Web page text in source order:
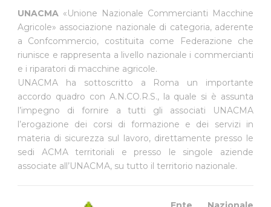
UNACMA «Unione Nazionale Commercianti Macchine
Agricole» associazione nazionale di categoria, aderente
a Confcommercio, costituita come Federazione che
riunisce e rappresenta a livello nazionale i commercianti
e i riparatori di macchine agricole.
UNACMA ha sottoscritto a Roma un importante
accordo quadro con A.N.CO.R.S., la quale si è assunta
l’impegno di fornire a tutti gli associati UNACMA
l’erogazione dei corsi di formazione e dei servizi in
materia di sicurezza sul lavoro, direttamente presso le
sedi ACMA territoriali e presso le singole aziende
associate all’UNACMA, su tutto il territorio nazionale.